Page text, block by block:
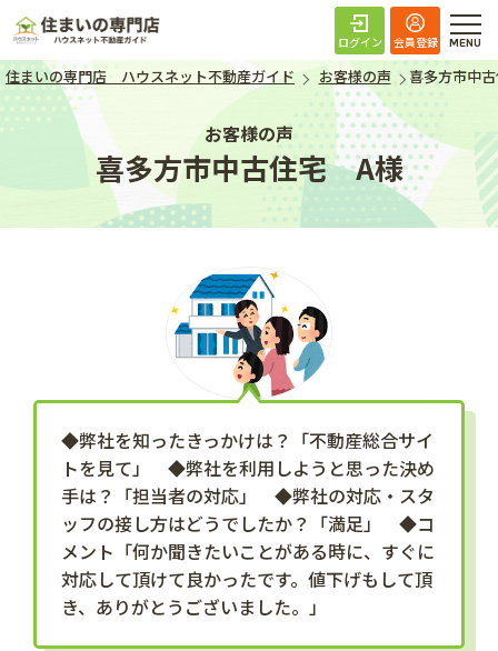
住まいの専門店 ハ
ログイン 会員登録
住まいの専門店 ハウスネット不動産ガイド お客様の声 喜多方市中
お客様の声
喜多方市中古住宅 A様
◆弊社を知ったきっかけは？「不動産総合サイ
トを見て」 ◆弊社を利用しようと思った決め
手は？「担当者の対応」 ◆弊社の対応・スタ
ッフの接し方はどうでしたか？「満足」 ◆コ
メント「何か聞きたいことがある時に、すぐに
対応して頂けて良かったです。値下げもして頂
き、ありがとうございました。」